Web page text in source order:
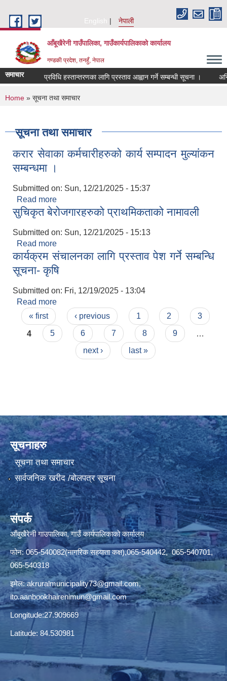
English
नेपाली
आँबूखैरेनी गाउँपालिका, गाउँकार्यपालिकाकाे कार्यालय
गण्डकी प्रदेश, तनहुँ, नेपाल
समाचार प्रविधि हस्तान्तरणका लागि प्रस्ताव आह्वान गर्ने सम्बन्धी सूचना ।
You are here
Home » सूचना तथा समाचार
सूचना तथा समाचार
करार सेवाका कर्मचारीहरुको कार्य सम्पादन मुल्यांकन
सम्बन्धमा ।
Submitted on: Sun, 12/21/2025 - 15:37
Read more
सम्बन्धमा ।
सुचिकृत बेरोजगारहरुको प्राथमिकताको नामावली
Submitted on: Sun, 12/21/2025 - 15:13
Read more
कार्यक्रम संचालनका लागि प्रस्ताव पेश गर्ने सम्बन्धि
सूचना- कृषि
Submitted on: Fri, 12/19/2025 - 13:04
Read more
सूचना- कृषि
Pages
« first ‹ previous 1 2
3
4
5 6 7 8 9
next ›
last »
सूचनाहरु
सूचना तथा समाचार
सार्वजनिक खरीद /बोलपत्र सूचना
संपर्क
आँबुखैरेनी गाउपालिका, गाउँ कार्यपालिकाको कार्यालय
फोन: 065-540082(नागरिक सहयाता कक्ष),065-540442, 065-540701,
065-540318
इमेल:akruralmunicipality73@gmail.com,
ito.aanbookhairenimun@gmail.com
Longitude:27.909669
Latitude: 84.530981